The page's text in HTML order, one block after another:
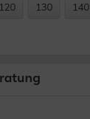
120 130 140